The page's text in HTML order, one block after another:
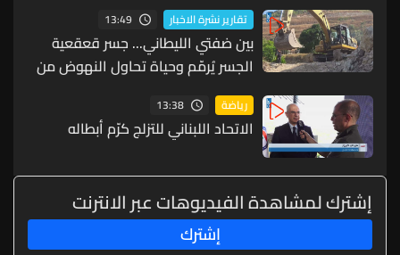
تقارير نشرة الاخبار 13:49
بين ضفتي الليطاني... جسر قعقعية
الجسر يُرمّم وحياة تحاول النهوض من
جديد
رياضة 13:38
الاتحاد اللبناني للتزلج كرّم أبطاله
إشترك لمشاهدة الفيديوهات عبر الانترنت
إشترك